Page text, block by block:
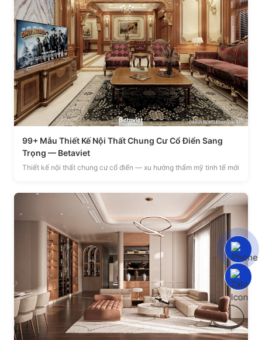
99+ Mẫu Thiết Kế Nội Thất Chung Cư Cổ Điển Sang
Trọng — Betaviet
Thiết kế nội thất chung cư cổ điển — xu hướng thẩm mỹ tinh tế mới